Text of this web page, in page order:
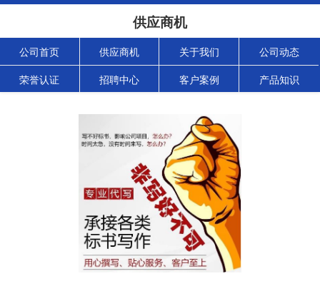
供应商机
公司首页 供应商机 关于我们 公司动态
荣誉认证 招聘中心 客户案例 产品知识